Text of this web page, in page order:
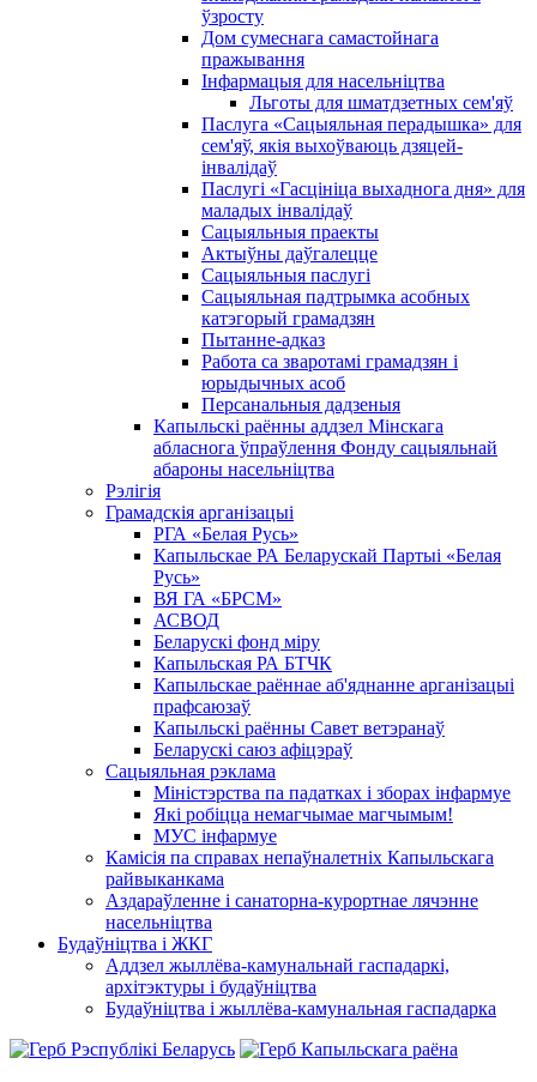
ўзросту
Дом сумеснага самастойнага
пражывання
Інфармацыя для насельніцтва
Льготы для шматдзетных сем'яў
Паслуга «Сацыяльная перадышка» для
сем'яў, якія выхоўваюць дзяцей-
інвалідаў
Паслугі «Гасцініца выхаднога дня» для
маладых інвалідаў
Сацыяльныя праекты
Актыўны даўгалецце
Сацыяльныя паслугі
Сацыяльная падтрымка асобных
катэгорый грамадзян
Пытанне-адказ
Работа са зваротамі грамадзян і
юрыдычных асоб
Персанальныя дадзеныя
Капыльскі раённы аддзел Мінскага
абласнога ўпраўлення Фонду сацыяльнай
абароны насельніцтва
Рэлігія
Грамадскія арганізацыі
РГА «Белая Русь»
Капыльскае РА Беларускай Партыі «Белая
Русь»
ВЯ ГА «БРСМ»
АСВОД
Беларускі фонд міру
Капыльская РА БТЧК
Капыльскае раённае аб'яднанне арганізацыі
прафсаюзаў
Капыльскі раённы Савет ветэранаў
Беларускі саюз афіцэраў
Сацыяльная рэклама
Міністэрства па падатках і зборах інфармуе
Які робіцца немагчымае магчымым!
МУС інфармуе
Камісія па справах непаўналетніх Капыльскага
райвыканкама
Аздараўленне і санаторна-курортнае лячэнне
насельніцтва
Будаўніцтва і ЖКГ
Аддзел жыллёва-камунальнай гаспадаркі,
архітэктуры і будаўніцтва
Будаўніцтва і жыллёва-камунальная гаспадарка